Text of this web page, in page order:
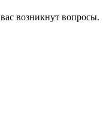
возникнут вопросы.